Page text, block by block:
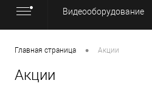
Видеооборудование
Главная страница • Акции
Акции